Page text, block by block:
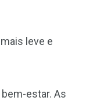
leve e
estar. As